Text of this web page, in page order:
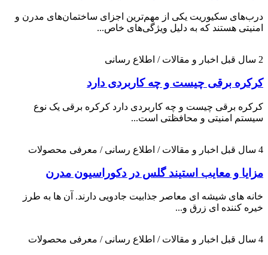
درب‌های سکیوریت یکی از مهم‌ترین اجزای ساختمان‌های مدرن و
امنیتی هستند که به دلیل ویژگی‌های خاص...
2 سال قبل اخبار و مقالات / اطلاع رسانی
کرکره برقی چیست و چه کاربردی دارد
کرکره برقی چیست و چه کاربردی دارد کرکره برقی یک نوع
سیستم امنیتی و محافظتی است...
4 سال قبل اخبار و مقالات / اطلاع رسانی / معرفی محصولات
مزایا و معایب استیند گلس در دکوراسیون مدرن
خانه های شیشه ای معاصر جذابیت جادویی دارند. آن ها به طرز
خیره کننده ای زرق و...
4 سال قبل اخبار و مقالات / اطلاع رسانی / معرفی محصولات